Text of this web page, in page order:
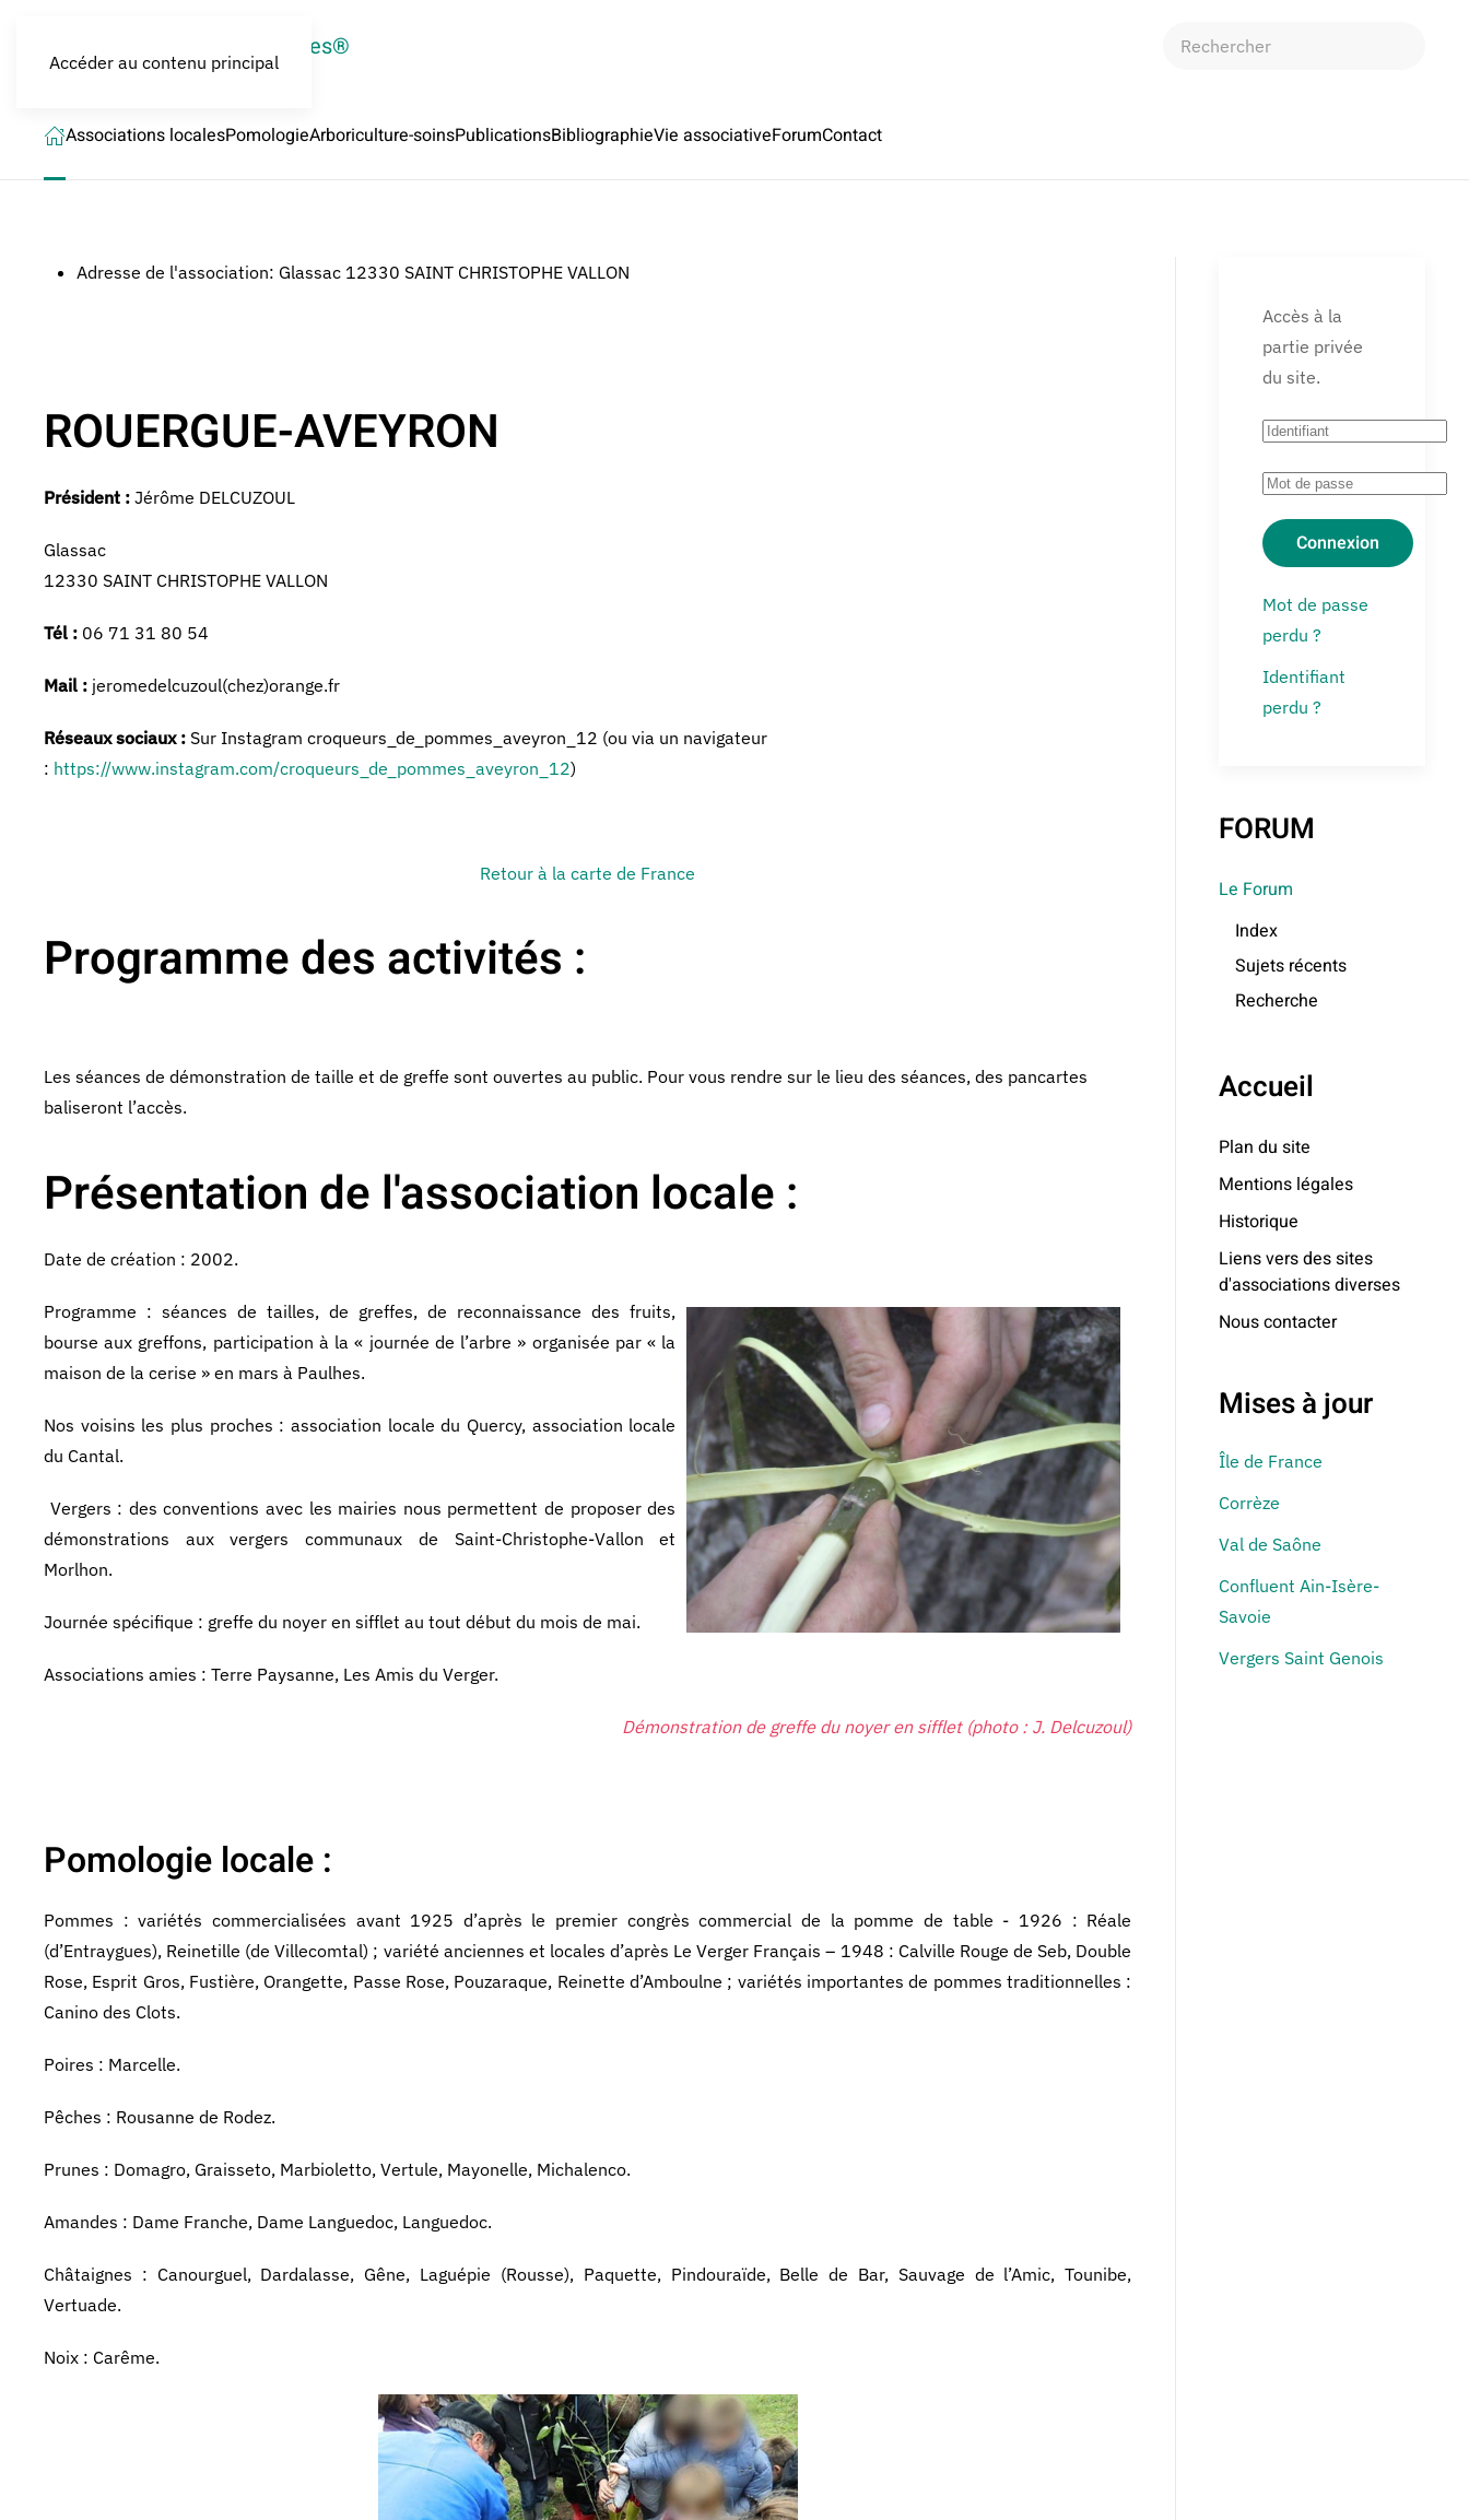
Accéder au contenu principal
LES CROQUEURS de pommes®
Associations localesPomologieArboriculture-soinsPublicationsBibliographieVie associativeForumContact
Adresse de l'association: Glassac 12330 SAINT CHRISTOPHE VALLON
ROUERGUE-AVEYRON
Président : Jérôme DELCUZOUL
Glassac
12330 SAINT CHRISTOPHE VALLON
Tél : 06 71 31 80 54
Mail : jeromedelcuzoul(chez)orange.fr
Réseaux sociaux : Sur Instagram croqueurs_de_pommes_aveyron_12 (ou via un navigateur
: https://www.instagram.com/croqueurs_de_pommes_aveyron_12)
Retour à la carte de France
Programme des activités :
Les séances de démonstration de taille et de greffe sont ouvertes au public. Pour vous rendre sur le lieu des séances, des pancartes
baliseront l’accès.
Présentation de l'association locale :
Date de création : 2002.
Programme : séances de tailles, de greffes, de reconnaissance des fruits,
bourse aux greffons, participation à la « journée de l’arbre » organisée par « la
maison de la cerise » en mars à Paulhes.
Nos voisins les plus proches : association locale du Quercy, association locale
du Cantal.
Vergers : des conventions avec les mairies nous permettent de proposer des
démonstrations aux vergers communaux de Saint-Christophe-Vallon et
Morlhon.
Journée spécifique : greffe du noyer en sifflet au tout début du mois de mai.
Associations amies : Terre Paysanne, Les Amis du Verger.
Démonstration de greffe du noyer en sifflet (photo : J. Delcuzoul)
Pomologie locale :
Pommes : variétés commercialisées avant 1925 d’après le premier congrès commercial de la pomme de table - 1926 : Réale
(d’Entraygues), Reinetille (de Villecomtal) ; variété anciennes et locales d’après Le Verger Français – 1948 : Calville Rouge de Seb, Double
Rose, Esprit Gros, Fustière, Orangette, Passe Rose, Pouzaraque, Reinette d’Amboulne ; variétés importantes de pommes traditionnelles :
Canino des Clots.
Poires : Marcelle.
Pêches : Rousanne de Rodez.
Prunes : Domagro, Graisseto, Marbioletto, Vertule, Mayonelle, Michalenco.
Amandes : Dame Franche, Dame Languedoc, Languedoc.
Châtaignes : Canourguel, Dardalasse, Gêne, Laguépie (Rousse), Paquette, Pindouraïde, Belle de Bar, Sauvage de l’Amic, Tounibe,
Vertuade.
Noix : Carême.
Accès à la
partie privée
du site.
Connexion
Mot de passe
perdu ?
Identifiant
perdu ?
FORUM
Le Forum
Index
Sujets récents
Recherche
Accueil
Plan du site
Mentions légales
Historique
Liens vers des sites
d'associations diverses
Nous contacter
Mises à jour
Île de France
Corrèze
Val de Saône
Confluent Ain-Isère-
Savoie
Vergers Saint Genois